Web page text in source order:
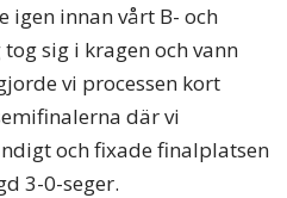
igen innan vårt B- och
sig i kragen och vann
vi processen kort
där vi
och fixade finalplatsen
3-0-seger.